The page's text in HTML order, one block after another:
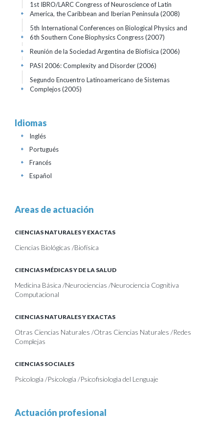
1st IBRO/LARC Congress of Neuroscience of Latin
America, the Caribbean and Iberian Peninsula (2008)
+
5th International Conferences on Biological Physics and
6th Southern Cone Biophysics Congress(2007)
+
Reunión de la Sociedad Argentina de Biofísica (2006)
+
PASI 2006: Complexity and Disorder(2006)
+
Segundo Encuentro Latinoamericano de Sistemas
Complejos(2005)
+
Idiomas
Inglés
+
Portugués
+
Francés
+
Español
+
Areas de actuación
CIENCIAS NATURALES Y EXACTAS
Ciencias Biológicas /Biofísica
CIENCIAS MÉDICAS Y DE LA SALUD
Medicina Básica /Neurociencias /Neurociencia Cognitiva
Computacional
CIENCIAS NATURALES Y EXACTAS
Otras Ciencias Naturales /Otras Ciencias Naturales /Redes
Complejas
CIENCIAS SOCIALES
Psicología /Psicología /Psicofisiologìa del Lenguaje
Actuación profesional